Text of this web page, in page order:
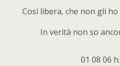
Così libera, che non gli
In verità non so
01 08 06